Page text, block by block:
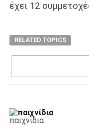
έχει 12
RELATED TOPICS
παιχνίδια